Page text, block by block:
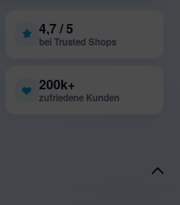
4,7 / 5
bei Trusted Shops
200k+
zufriedene Kunden